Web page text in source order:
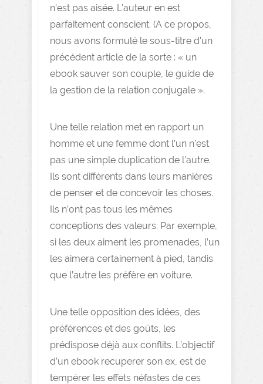
n’est pas aisée. L’auteur en est
parfaitement conscient. (A ce propos,
nous avons formulé le sous-titre d’un
précédent article de la sorte : « un
ebook sauver son couple, le guide de
la gestion de la relation conjugale ».
Une telle relation met en rapport un
homme et une femme dont l’un n’est
pas une simple duplication de l’autre.
Ils sont différents dans leurs manières
de penser et de concevoir les choses.
Ils n’ont pas tous les mêmes
conceptions des valeurs. Par exemple,
si les deux aiment les promenades, l’un
les aimera certainement à pied, tandis
que l’autre les préfère en voiture.
Une telle opposition des idées, des
préférences et des goûts, les
prédispose déjà aux conflits. L’objectif
d’un ebook recuperer son ex, est de
tempérer les effets néfastes de ces